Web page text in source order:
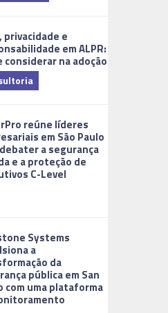
privacidade e
em ALPR:
considerar na adoção
reúne líderes
em São Paulo
a segurança
e a proteção de
C-Level
Systems
a
da
pública em San
com uma plataforma